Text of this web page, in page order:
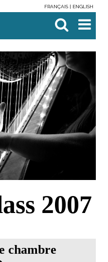
FRANÇAIS ENGLISH

avancée…
2007
chambre